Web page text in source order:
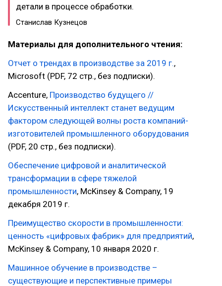
детали в процессе обработки.
Станислав Кузнецов
Материалы для дополнительного чтения:
Отчет о трендах в производстве за 2019 г.,
Microsoft (PDF, 72 стр., без подписки).
Accenture, Производство будущего //
Искусственный интеллект станет ведущим
фактором следующей волны роста компаний-
изготовителей промышленного оборудования
(PDF, 20 стр., без подписки).
Обеспечение цифровой и аналитической
трансформации в сфере тяжелой
промышленности, McKinsey & Company, 19
декабря 2019 г.
Преимущество скорости в промышленности:
ценность «цифровых фабрик» для предприятий,
McKinsey & Company, 10 января 2020 г.
Машинное обучение в производстве –
существующие и перспективные примеры